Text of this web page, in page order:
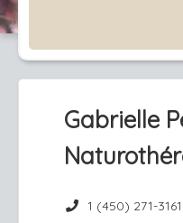
Gabrielle
1 (450) 271-3161